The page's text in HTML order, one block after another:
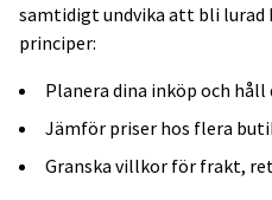
samtidigt undvika att bli lurad
principer:
Planera dina inköp och
Jämför priser hos flera
Granska villkor för frakt,